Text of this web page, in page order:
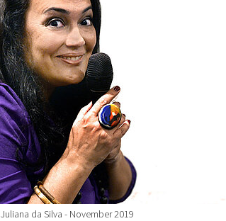
Juliana da Silva - November 2019